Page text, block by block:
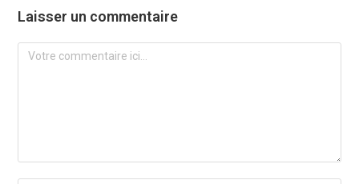
Laisser un commentaire